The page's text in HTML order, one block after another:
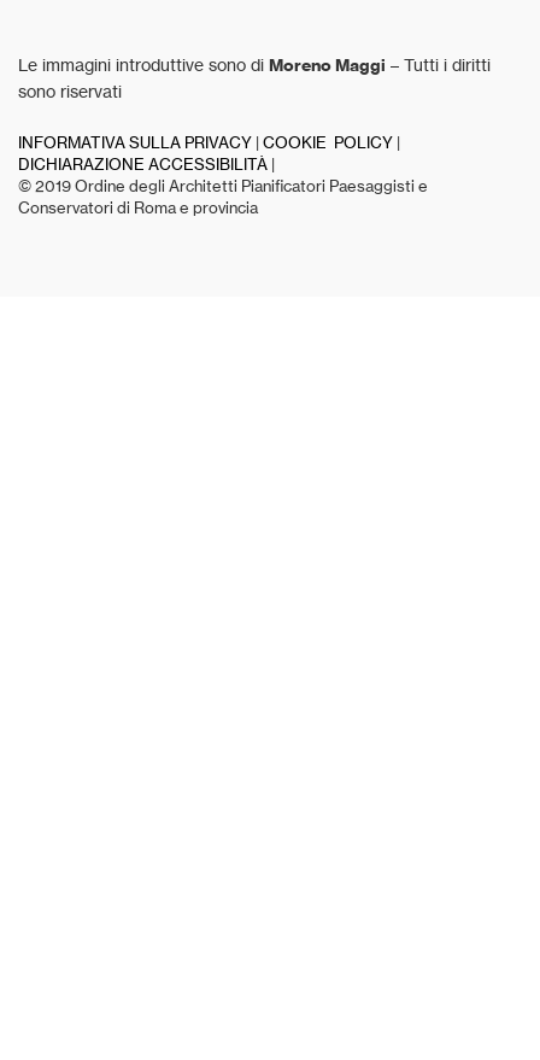
Le immagini introduttive sono di Moreno Maggi – Tutti i diritti
sono riservati
INFORMATIVA SULLA PRIVACY | COOKIE POLICY |
DICHIARAZIONE ACCESSIBILITÀ |
© 2019 Ordine degli Architetti Pianificatori Paesaggisti e
Conservatori di Roma e provincia